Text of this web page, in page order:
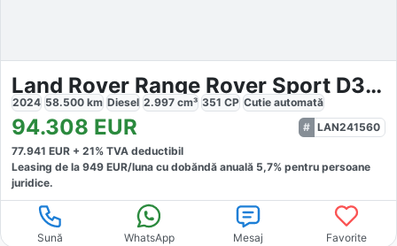
Land Rover Range Rover Sport D350 Autobio
2024 58.500 km Diesel 2.997 cm³ 351 CP Cutie automată
94.308 EUR
LAN241560
77.941 EUR + 21% TVA deductibil
Leasing de la 949 EUR/luna cu dobăndă anuală 5,7% pentru persoane
juridice.
Sună WhatsApp Mesaj Favorite